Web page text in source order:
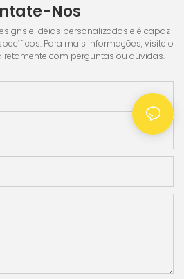
Nos
e idéias personalizados e é capaz
Para mais informações, visite o
com perguntas ou dúvidas.